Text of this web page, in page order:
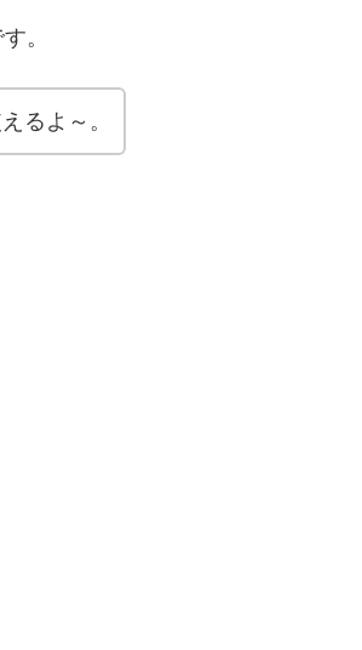
。
るよ～。